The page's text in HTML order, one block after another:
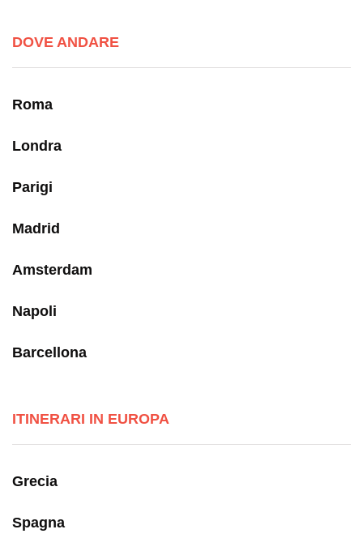
DOVE ANDARE
Roma
Londra
Parigi
Madrid
Amsterdam
Napoli
Barcellona
ITINERARI IN EUROPA
Grecia
Spagna